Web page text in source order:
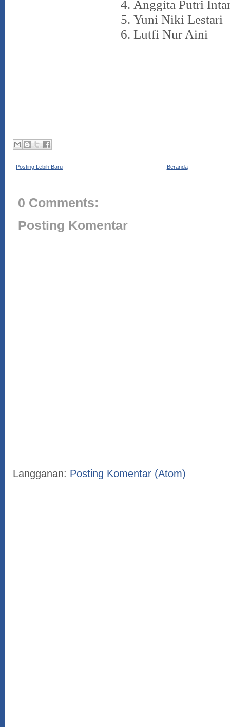
4. Anggita Putri
5. Yuni Niki Lestari
6. Lutfi Nur Aini
Posting Lebih Baru Beranda
0 Comments:
Posting Komentar
Langganan: Posting Komentar (Atom)